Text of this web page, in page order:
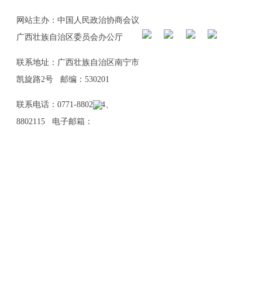
网站主办：中国人民政治协商会议
广西壮族自治区委员会办公厅
联系地址：广西壮族自治区南宁市
凯旋路2号 邮编：530201
联系电话：0771-8802114、
8802115 电子邮箱：